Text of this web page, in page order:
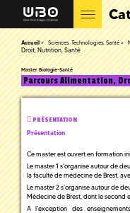
Accueil Sciences, Technologies, Santé
Droit, Nutrition, Santé
Master Biologie-Santé
Parcours Alimentation,
PRÉSENTATION
Présentation
Ce master est ouvert en formation
Le master 1 s'organise autour de
la faculté de médecine de Brest,
Le master 2 s'organise autour de
Médecine de Brest, dont le second
A l'exception des